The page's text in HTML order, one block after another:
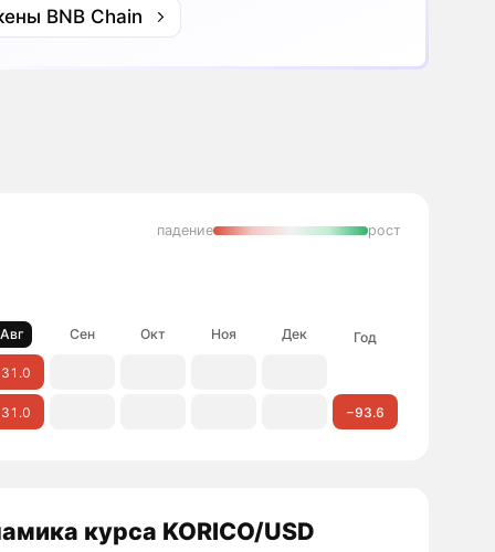
BNB Chain
падение рост
Авг Сен Окт Ноя Дек Год
−93.6
курса KORICO/USD